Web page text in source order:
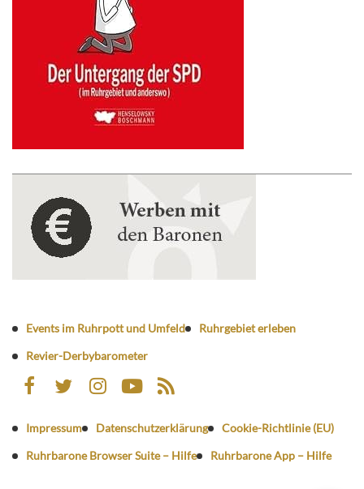
Events im Ruhrpott und Umfeld
Ruhrgebiet erleben
Revier-Derbybarometer
Impressum Datenschutzerklärung
Cookie-Richtlinie (EU)
Ruhrbarone Browser Suite – Hilfe
Ruhrbarone App – Hilfe